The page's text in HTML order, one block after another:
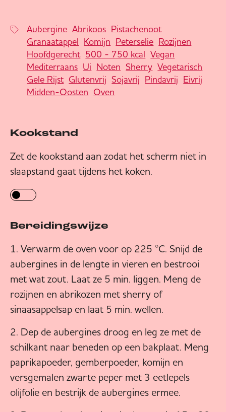
Aubergine Abrikoos Pistachenoot
Granaatappel Komijn Peterselie Rozijnen
Hoofdgerecht 500 - 750 kcal Vegan
Mediterraans Ui Noten Sherry Vegetarisch
Gele Rijst Glutenvrij Sojavrij Pindavrij Eivrij
Midden-Oosten Oven
Kookstand
Zet de kookstand aan zodat het scherm niet in
slaapstand gaat tijdens het koken.
Bereidingswijze
Verwarm de oven voor op 225 °C. Snijd de
aubergines in de lengte in vieren en bestrooi
met wat zout. Laat ze 5 min. liggen. Meng de
rozijnen en abrikozen met sherry of
sinaasappelsap en laat 5 min. wellen.
Dep de aubergines droog en leg ze met de
schilkant naar beneden op een bakplaat. Meng
paprikapoeder, gemberpoeder, komijn en
versgemalen zwarte peper met 3 eetlepels
olijfolie en bestrijk de aubergines ermee.